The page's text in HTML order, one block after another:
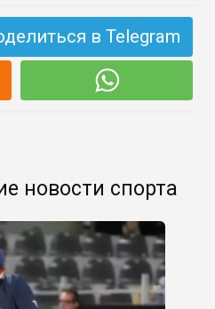
в Telegram
новости спорта